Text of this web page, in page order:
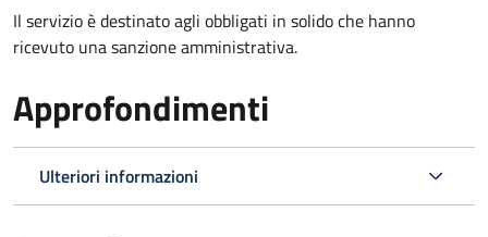
Il servizio è destinato agli obbligati in solido che hanno
ricevuto una sanzione amministrativa.
Approfondimenti
Ulteriori informazioni